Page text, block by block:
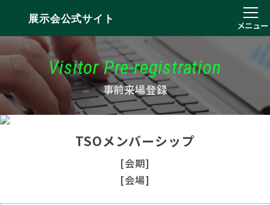
展示会公式サイト
メニュー
Visitor Pre-registration
事前来場登録
TSOメンバーシップ
[会期]
[会場]